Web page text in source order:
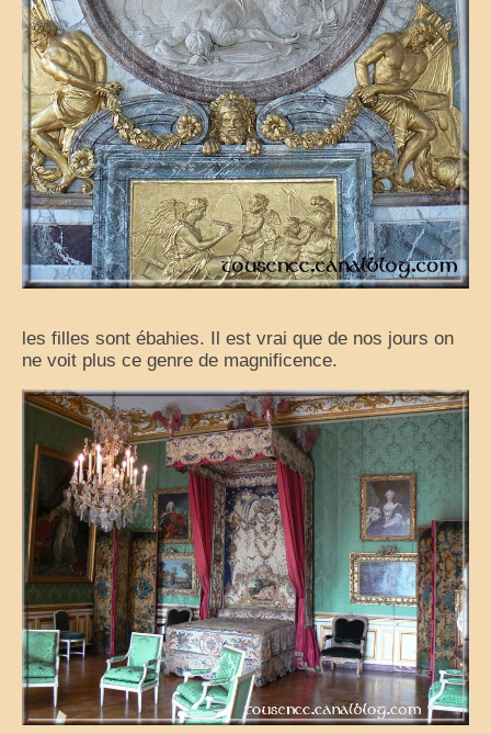
les filles sont ébahies. Il est vrai que de nos jours on
ne voit plus ce genre de magnificence.